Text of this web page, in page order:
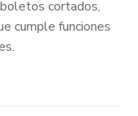
cortados,
cumple funciones